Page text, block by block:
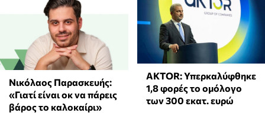
Νικόλαος Παρασκευής:
«Γιατί είναι οκ να πάρεις
βάρος το καλοκαίρι»
AKTOR: Υπερκαλύφθηκε
1,8 φορές το ομόλογο
των 300 εκατ. ευρώ